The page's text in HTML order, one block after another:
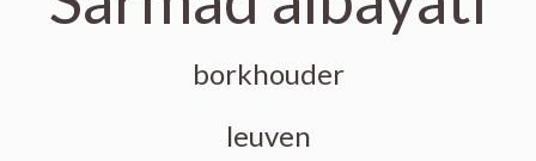
borkhouder
leuven